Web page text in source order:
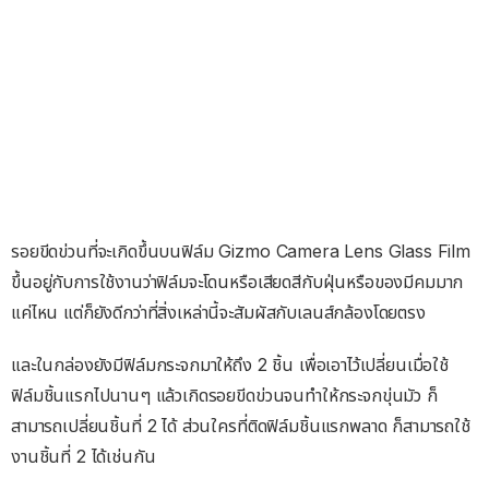
รอยขีดข่วนที่จะเกิดขึ้นบนฟิล์ม Gizmo Camera Lens Glass Film
ขึ้นอยู่กับการใช้งานว่าฟิล์มจะโดนหรือเสียดสีกับฝุ่นหรือของมีคมมาก
แค่ไหน แต่ก็ยังดีกว่าที่สิ่งเหล่านี้จะสัมผัสกับเลนส์กล้องโดยตรง
และในกล่องยังมีฟิล์มกระจกมาให้ถึง 2 ชิ้น เพื่อเอาไว้เปลี่ยนเมื่อใช้
ฟิล์มชิ้นแรกไปนานๆ แล้วเกิดรอยขีดข่วนจนทำให้กระจกขุ่นมัว ก็
สามารถเปลี่ยนชิ้นที่ 2 ได้ ส่วนใครที่ติดฟิล์มชิ้นแรกพลาด ก็สามารถใช้
งานชิ้นที่ 2 ได้เช่นกัน